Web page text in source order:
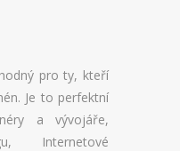
pro ty, kteří
Je to perfektní
a vývojáře,
Internetové